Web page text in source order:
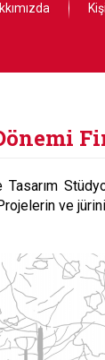
Dönemi
Tasarım
ve